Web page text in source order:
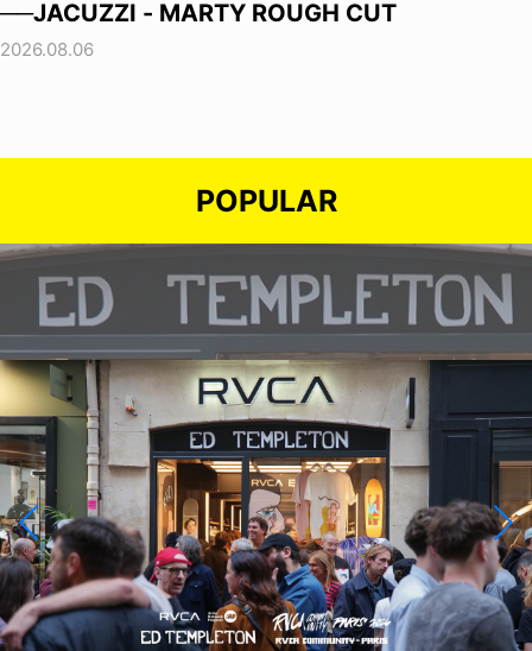
──JACUZZI - MARTY ROUGH CUT
2026.08.06
POPULAR